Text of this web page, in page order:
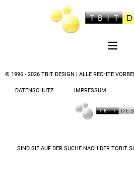
© 1996 - 2026 TBIT DESIGN | ALLE RECHTE
DATENSCHUTZ IMPRESSUM
SIND SIE AUF DER SUCHE NACH DER TOBIT